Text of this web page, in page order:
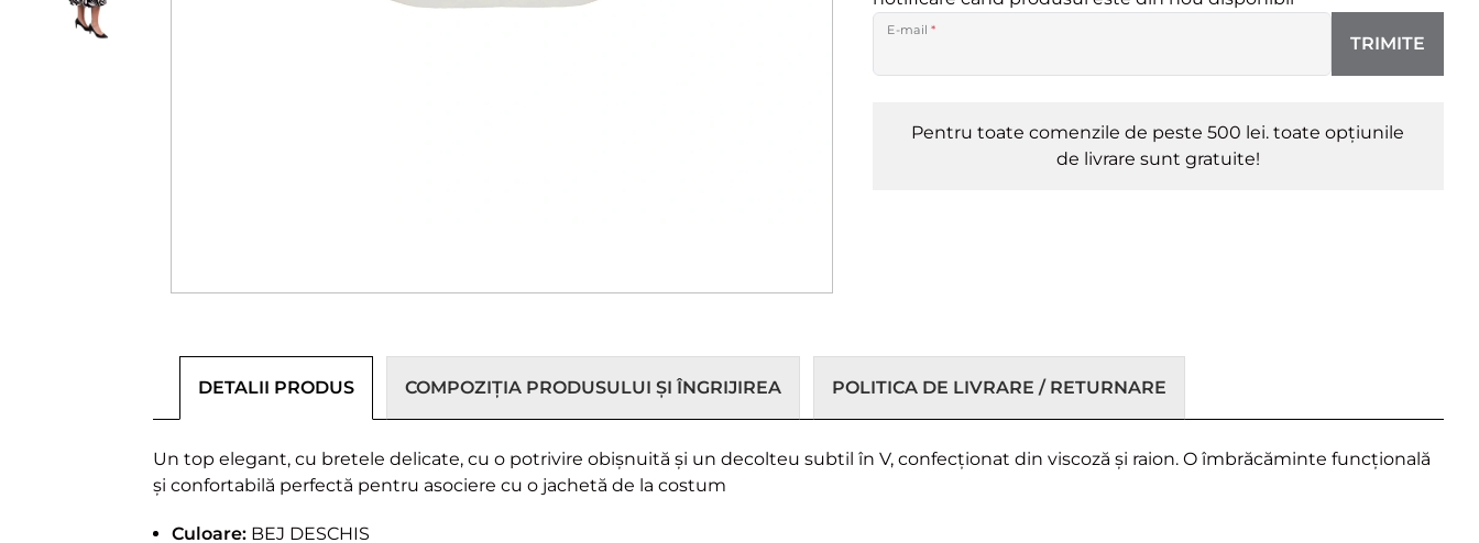
E-mail *
TRIMITE
Pentru toate comenzile de peste 500 lei. toate opțiunile
de livrare sunt gratuite!
DETALII PRODUS COMPOZIȚIA PRODUSULUI ȘI ÎNGRIJIREA POLITICA DE LIVRARE / RETURNARE
Un top elegant, cu bretele delicate, cu o potrivire obișnuită și un decolteu subtil în V, confecționat din viscoză și raion. O îmbrăcăminte funcțională
și confortabilă perfectă pentru asociere cu o jachetă de la costum
Culoare: BEJ DESCHIS